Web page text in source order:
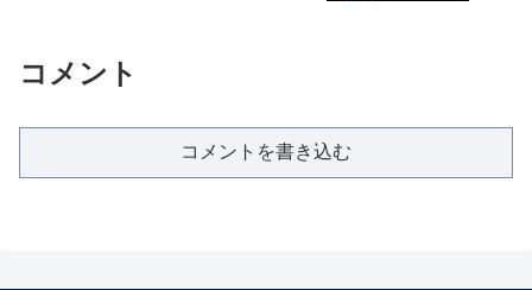
コメント
コメントを書き込む